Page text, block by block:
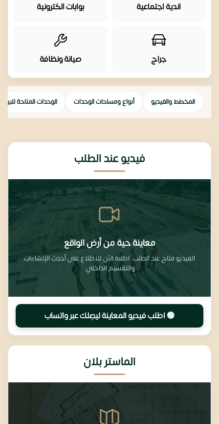
اندية اجتماعية بوابات الكترونية
جراج صيانة ونظافة
المخطط والفيديو أنواع ومساحات الوحدات الوحدات المتاحة للبيع
فيديو عند الطلب
معاينة حية من أرض الواقع
الفيديو متاح عند الطلب. اطلبه الآن للاطلاع على أحدث الإنشاءات
والتقسيم الداخلي.
🟢 اطلب فيديو المعاينة ليصِلك عبر واتساب
الماستر بلان